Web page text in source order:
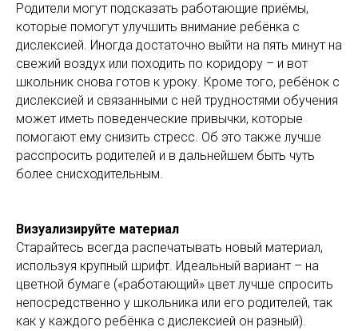
Родители могут подсказать работающие приёмы,
которые помогут улучшить внимание ребёнка с
дислексией. Иногда достаточно выйти на пять минут на
свежий воздух или походить по коридору – и вот
школьник снова готов к уроку. Кроме того, ребёнок с
дислексией и связанными с ней трудностями обучения
может иметь поведенческие привычки, которые
помогают ему снизить стресс. Об это также лучше
расспросить родителей и в дальнейшем быть чуть
более снисходительным.
Визуализируйте материал
Старайтесь всегда распечатывать новый материал,
используя крупный шрифт. Идеальный вариант – на
цветной бумаге («работающий» цвет лучше спросить
непосредственно у школьника или его родителей, так
как у каждого ребёнка с дислексией он разный).